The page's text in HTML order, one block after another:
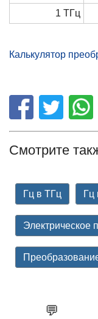
1 ТГц
Калькулятор
Смотрите
Гц в ТГц Гц
Электрическое
💬